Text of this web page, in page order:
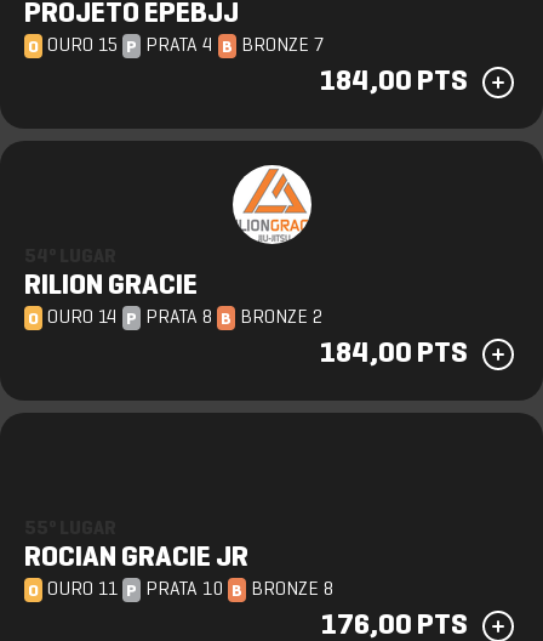
PROJETO EPEBJJ
O OURO 15 P PRATA 4 B BRONZE 7
184,00 PTS
RILION GRACIE
O OURO 14 P PRATA 8 B BRONZE 2
184,00 PTS
ROCIAN GRACIE JR
O OURO 11 P PRATA 10 B BRONZE 8
176,00 PTS